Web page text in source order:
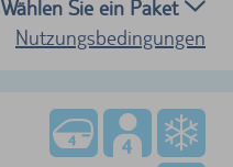
Wählen Sie ein Paket
Nutzungsbedingungen